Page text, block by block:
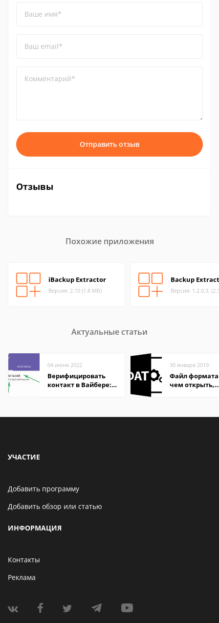
Ваше имя*
Ваш email*
Комментарий*
Отправить отзыв
Отзывы
Похожие приложения
iBackup Extractor
Версия: 2.10 (1.8 МБ)
Backup
Версия: 1.2.0.3.
Актуальные статьи
04 июня 2022
Верифицировать
контакт в Вайбере:
30 января 2019
Файл формата
чем открыть,
УЧАСТИЕ
Добавить программу
Добавить обзор или статью
ИНФОРМАЦИЯ
Контакты
Реклама